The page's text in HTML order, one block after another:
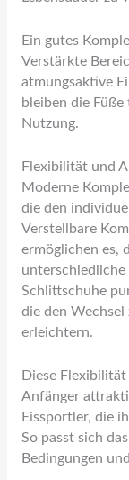
Ein gutes
Verstärkte
atmungsaktive
bleiben die
Nutzung.
Flexibilität und
Moderne
die den
Verstellbare
ermöglichen es,
unterschiedliche
Schlittschuhe
die den
erleichtern.
Diese
Anfänger
Eissportler, die
So passt sich
Bedingungen